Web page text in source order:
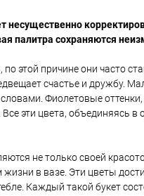
палитра сохраняются
этой причине они часто
счастье и дружбу.
Фиолетовые
эти цвета, объединяясь
не только своей
в вазе. Эти цветы
Каждый такой букет